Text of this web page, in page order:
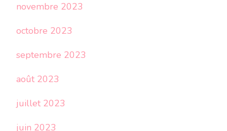
novembre 2023
octobre 2023
septembre 2023
août 2023
juillet 2023
juin 2023